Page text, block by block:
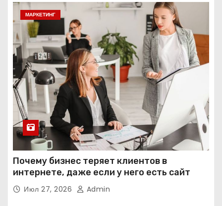
МАРКЕТИНГ
Почему бизнес теряет клиентов в
интернете, даже если у него есть сайт
Июл 27, 2026 Admin